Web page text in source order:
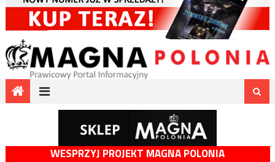
WESPRZYJ PROJEKT MAGNA POLONIA